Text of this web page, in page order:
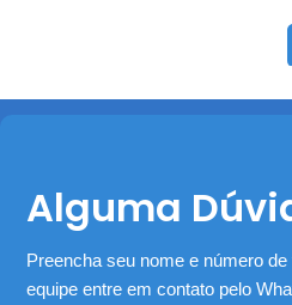
Alguma
Preencha seu nome e número
equipe entre em contato pelo